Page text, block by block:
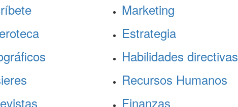
Marketing
Estrategia
Habilidades directivas
Recursos Humanos
Finanzas